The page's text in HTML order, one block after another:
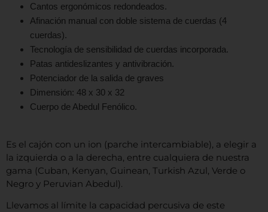
Cantos ergonómicos redondeados.
Afinación manual con doble sistema de cuerdas (4
cuerdas).
Tecnología de sensibilidad de cuerdas incorporada.
Patas antideslizantes y antivibración.
Potenciador de la salida de graves
Dimensión: 48 x 30 x 32
Cuerpo de Abedul Fenólico.
Es el cajón con un ion (parche intercambiable), a elegir a
la izquierda o a la derecha, entre cualquiera de nuestra
gama (Cuban, Kenyan, Guinean, Turkish Azul, Verde o
Negro y Peruvian Abedul).
Llevamos al límite la capacidad percusiva de este